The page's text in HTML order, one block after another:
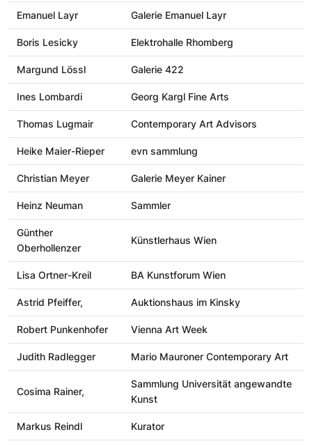
Emanuel Layr Galerie Emanuel Layr
Boris Lesicky Elektrohalle Rhomberg
Margund Lössl Galerie 422
Ines Lombardi Georg Kargl Fine Arts
Thomas Lugmair Contemporary Art Advisors
Heike Maier-Rieper evn sammlung
Christian Meyer Galerie Meyer Kainer
Heinz Neuman Sammler
Günther
Oberhollenzer
Künstlerhaus Wien
Lisa Ortner-Kreil BA Kunstforum Wien
Astrid Pfeiffer, Auktionshaus im Kinsky
Robert Punkenhofer Vienna Art Week
Judith Radlegger Mario Mauroner Contemporary Art
Cosima Rainer,
Sammlung Universität angewandte
Kunst
Markus Reindl Kurator